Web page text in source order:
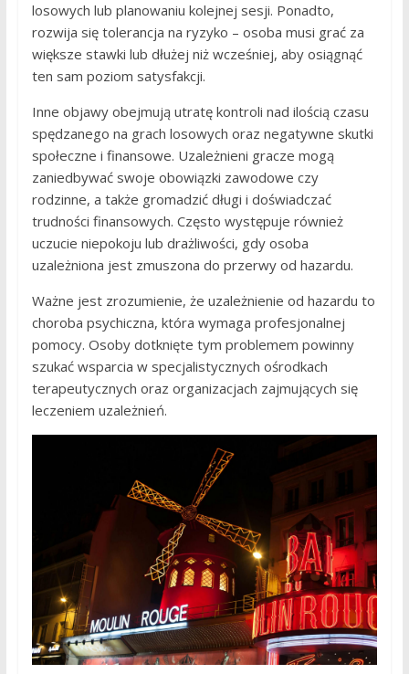
losowych lub planowaniu kolejnej sesji. Ponadto,
rozwija się tolerancja na ryzyko – osoba musi grać za
większe stawki lub dłużej niż wcześniej, aby osiągnąć
ten sam poziom satysfakcji.
Inne objawy obejmują utratę kontroli nad ilością czasu
spędzanego na grach losowych oraz negatywne skutki
społeczne i finansowe. Uzależnieni gracze mogą
zaniedbywać swoje obowiązki zawodowe czy
rodzinne, a także gromadzić długi i doświadczać
trudności finansowych. Często występuje również
uczucie niepokoju lub drażliwości, gdy osoba
uzależniona jest zmuszona do przerwy od hazardu.
Ważne jest zrozumienie, że uzależnienie od hazardu to
choroba psychiczna, która wymaga profesjonalnej
pomocy. Osoby dotknięte tym problemem powinny
szukać wsparcia w specjalistycznych ośrodkach
terapeutycznych oraz organizacjach zajmujących się
leczeniem uzależnień.